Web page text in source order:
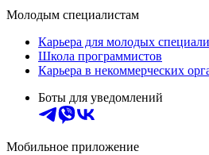
Молодым специалистам
Карьера для молодых
Школа программистов
Карьера в некоммерческих
Боты для уведомлений
Мобильное приложение